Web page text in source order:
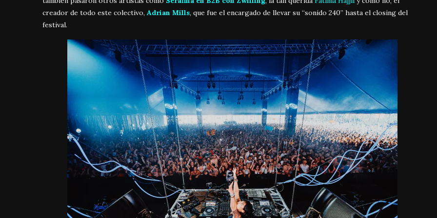
creador de todo este colectivo, Adrian Mills, que fue el encargado de llevar su “sonido 240” hasta el closing del
festival.